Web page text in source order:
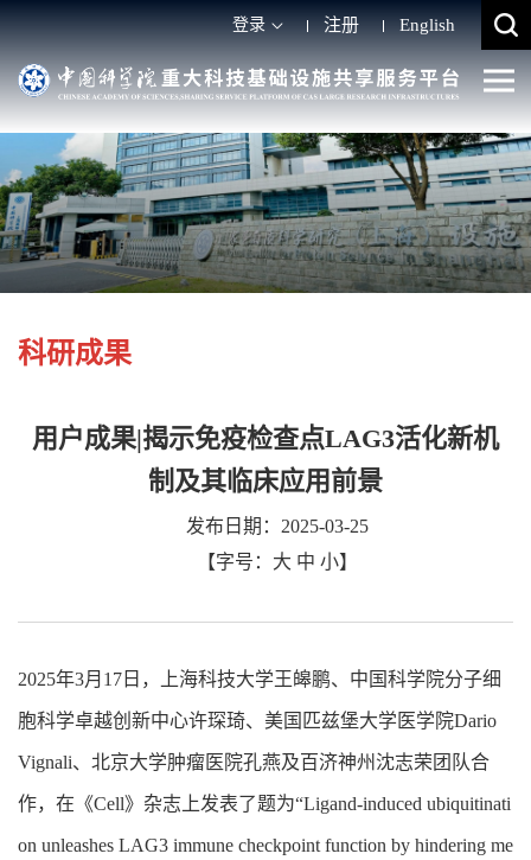
登录 注册 English
科研成果
用户成果|揭示免疫检查点LAG3活化新机
制及其临床应用前景
发布日期：2025-03-25
【字号： 大 中 小】
2025年3月17日，上海科技大学王皞鹏、中国科学院分子细
胞科学卓越创新中心许琛琦、美国匹兹堡大学医学院Dario
Vignali、北京大学肿瘤医院孔燕及百济神州沈志荣团队合
作，在《Cell》杂志上发表了题为“Ligand-induced ubiquitinati
on unleashes LAG3 immune checkpoint function by hindering me